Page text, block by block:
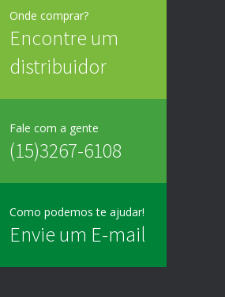
Onde comprar?
Encontre um
distribuidor
Fale com a gente
(15)3267-6108
Como podemos te ajudar!
Envie um E-mail